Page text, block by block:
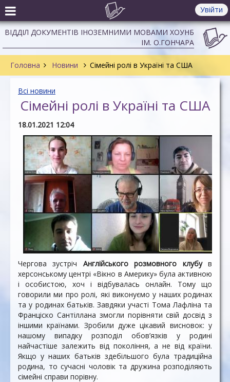
Увійти
ВІДДІЛ ДОКУМЕНТІВ ІНОЗЕМНИМИ МОВАМИ ХОУНБ
ІМ. О.ГОНЧАРА
Головна Новини Сімейні ролі в Україні та США
Всі новини
Сімейні ролі в Україні та США
18.01.2021 12:04
Чергова зустріч Англійського розмовного клубув
херсонському центрі «Вікно в Америку» була активною
і особистою, хоч і відбувалась онлайн. Тому що
говорили ми про ролі, які виконуємо у наших родинах
та у родинах батьків. Завдяки участі Тома Лафліна та
Франціско Сантіллана змогли порівняти свій досвід з
іншими країнами. Зробили дуже цікавий висновок: у
нашому випадку розподіл обов’язків у родині
найчастіше залежить від покоління, а не від країни.
Якщо у наших батьків здебільшого була традиційна
родина, то сучасні чоловік та дружина розподіляють
сімейні справи порівну.